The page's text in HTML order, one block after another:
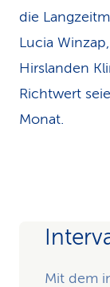
die
Lucia
Hirslanden
Richtwert
Monat.
Mit dem